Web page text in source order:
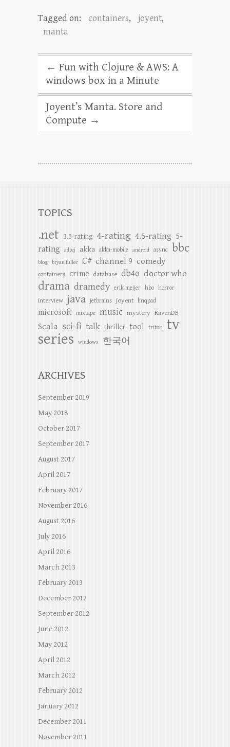
Tagged on: containers, joyent,
manta
← Fun with Clojure & AWS: A
windows box in a Minute
Joyent’s Manta. Store and
Compute →
TOPICS
.net 3.5-rating 4-rating 4.5-rating 5-
rating
adbcj akka akka-mobile android async bbc
blog bryan fuller C# channel 9 comedy
containers crime database db4o doctor who
drama dramedy erik meijer hbo horror
interview java jetbrains joyent linqpad
microsoft mixtape music mystery RavenDB
Scala sci-fi talk thriller tool triton
tv
series
windows 한국어
ARCHIVES
September 2019
May 2018
October 2017
September 2017
August 2017
April 2017
February 2017
November 2016
August 2016
July 2016
April 2016
March 2013
February 2013
December 2012
September 2012
June 2012
May 2012
April 2012
March 2012
February 2012
January 2012
December 2011
November 2011